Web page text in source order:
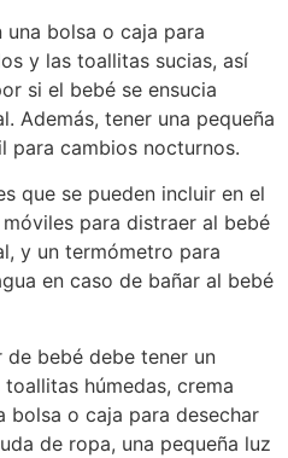
bolsa o caja para
y las toallitas sucias, así
si el bebé se ensucia
Además, tener una pequeña
para cambios nocturnos.
que se pueden incluir en el
para distraer al bebé
y un termómetro para
en caso de bañar al bebé
de bebé debe tener un
húmedas, crema
bolsa o caja para desechar
de ropa, una pequeña luz